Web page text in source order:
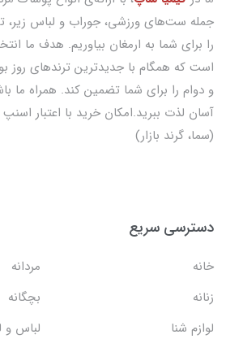
جمله ست‌های ورزشی، جوراب و لباس زیر،
را برای شما به ارمغان بیاوریم. هدف ما
است که همگام با جدیدترین ترندهای روز
و دوام را برای شما تضمین کند. همراه ما
آسان لذت ببرید.امکان خرید با اعتبار
(سما، گرند بازار)
دسترسی سریع
خانه
مردانه
زنانه
بچگانه
لوازم شنا
لباس و